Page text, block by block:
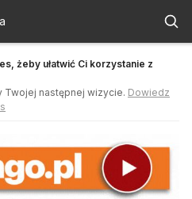
żeby ułatwić Ci korzystanie z
Twojej następnej wizycie. Dowiedz